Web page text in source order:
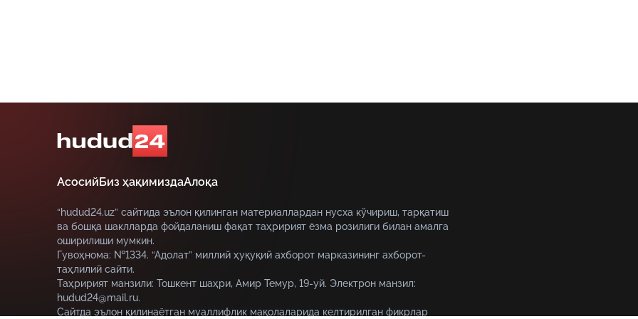
АсосийБиз ҳақимиздаАлоқа
“hudud24.uz” сайтида эълон қилинган материаллардан нусха кўчириш, тарқатиш
ва бошқа шаклларда фойдаланиш фақат таҳририят ёзма розилиги билан амалга
оширилиши мумкин.
Гувоҳнома: №1334. “Адолат” миллий ҳуқуқий ахборот марказининг ахборот-
таҳлилий сайти.
Таҳририят манзили: Тошкент шаҳри, Амир Темур, 19-уй. Электрон манзил:
hudud24@mail.ru.
Сайтда эълон қилинаётган муаллифлик мақолаларида келтирилган фикрлар